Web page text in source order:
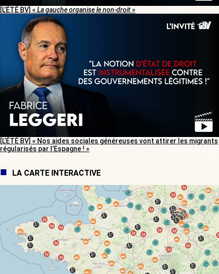
[L’ÉTÉ BV] « La gauche organise le non-droit»
[L’ÉTÉ BV] « Nos aides sociales généreuses vont attirer les migrants
régularisés par l’Espagne ! »
LA CARTE INTERACTIVE